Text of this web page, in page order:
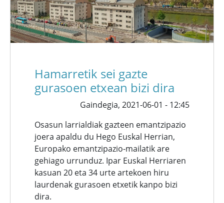
Hamarretik sei gazte
gurasoen etxean bizi dira
Gaindegia, 2021-06-01 - 12:45
Osasun larrialdiak gazteen emantzipazio
joera apaldu du Hego Euskal Herrian,
Europako emantzipazio-mailatik are
gehiago urrunduz. Ipar Euskal Herriaren
kasuan 20 eta 34 urte artekoen hiru
laurdenak gurasoen etxetik kanpo bizi
dira.